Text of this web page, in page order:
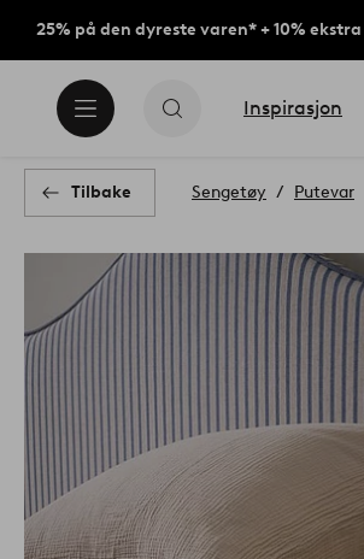
25% på den dyreste varen* + 10%
Inspirasjon
Tilbake Sengetøy Putevar